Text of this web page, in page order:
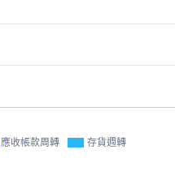
應收帳款周轉 存貨週轉